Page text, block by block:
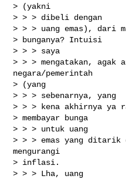
> (yakni
> > > dibeli dengan
> > > uang emas), dari
> bunganya? Intuisi
> > > saya
> > > mengatakan, agak
negara/pemerintah
> (yang
> > > sebenarnya, yang
> > > kena akhirnya ya
> membayar bunga
> > > untuk uang
> > > emas yang ditarik
mengurangi
> inflasi.
> > > Lha, uang